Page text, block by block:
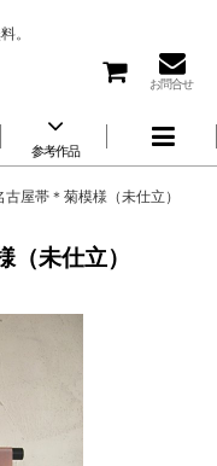
。
お問合せ
参考作品
屋帯＊菊模様（未仕立）
未仕立）